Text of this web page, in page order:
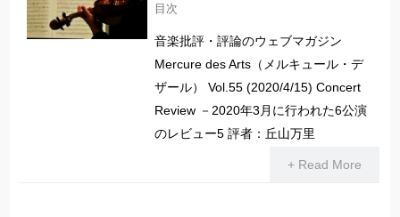
目次
音楽批評・評論のウェブマガジン
Mercure des Arts（メルキュール・デ
ザール） Vol.55 (2020/4/15) Concert
Review －2020年3月に行われた6公演
のレビュー5 評者：丘山万里
+ Read More